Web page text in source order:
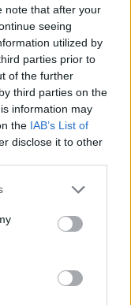
note that after your
seeing
utilized by
parties prior to
of the further
third parties on the
information may
the IAB’s List of
disclose it to other